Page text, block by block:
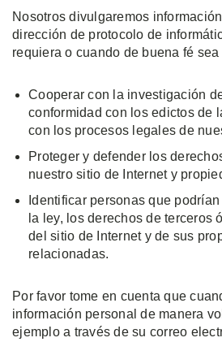
Nosotros divulgaremos
dirección de protocolo de
requiera o cuando de buena fé
Cooperar con la investigación
conformidad con los edictos de
con los procesos legales de
Proteger y defender los
nuestro sitio de Internet y
Identificar personas que
la ley, los derechos de terceros
del sitio de Internet y de sus
relacionadas.
Por favor tome en cuenta que
información personal de manera
ejemplo a través de su correo